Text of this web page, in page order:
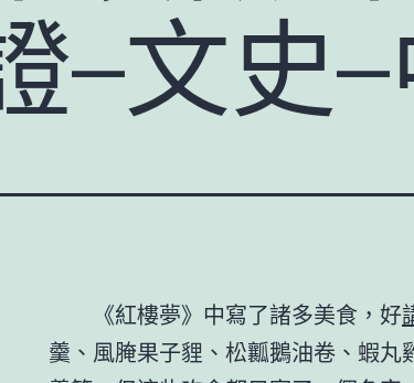
–文史
《紅樓夢》中寫了諸多美食，好
羹、風腌果子貍、松瓤鵝油卷、蝦